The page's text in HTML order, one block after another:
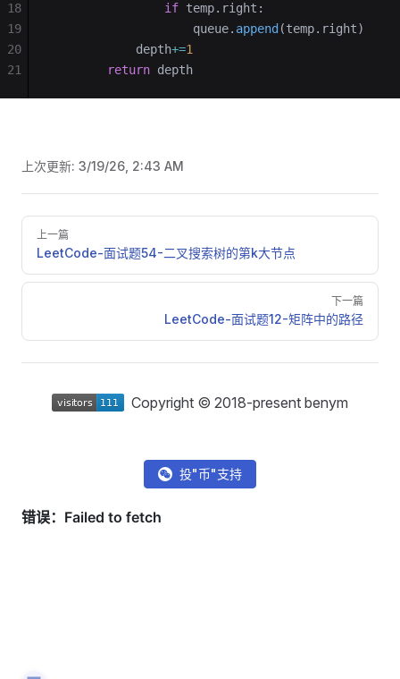
                if
temp.right:
                    queue.
append (temp.right)
            depth
+=1
        return
depth
18
19
20
21
上次更新: 3/19/26, 2:43 AM
Pager
上一篇
LeetCode-面试题54-二叉搜索树的第k大节点
下一篇
LeetCode-面试题12-矩阵中的路径
Copyright © 2018-present benym
投"币"支持